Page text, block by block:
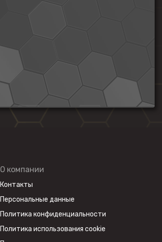
О компании
Контакты
Персональные данные
Политика конфиденциальности
Политика использования cookie